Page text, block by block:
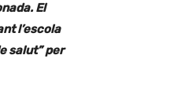
El
l’escola
salut” per